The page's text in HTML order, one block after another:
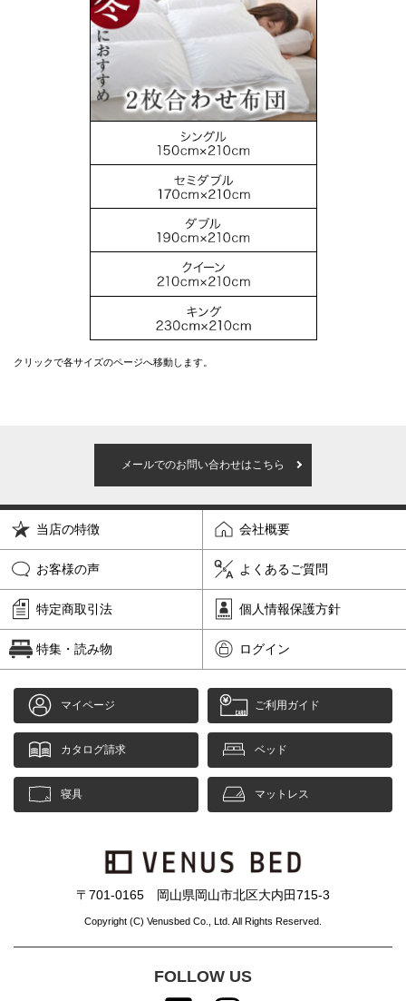
クリックで各サイズのページへ移動します。
メールでのお問い合わせはこちら
当店の特徴 会社概要
お客様の声 よくあるご質問
特定商取引法 個人情報保護方針
特集・読み物 ログイン
マイページ ご利用ガイド
カタログ請求 ベッド
寝具 マットレス
〒701-0165 岡山県岡山市北区大内田715-3
Copyright (C) Venusbed Co., Ltd. All Rights Reserved.
FOLLOW US